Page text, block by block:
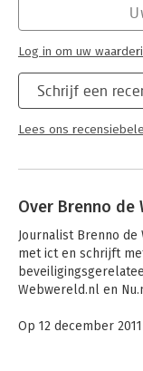
Schrijf een
Lees ons
Log in om uw
Over Brenno de
Journalist Brenno
met ict en schrijft
Webwereld.nl en
Op 12 december